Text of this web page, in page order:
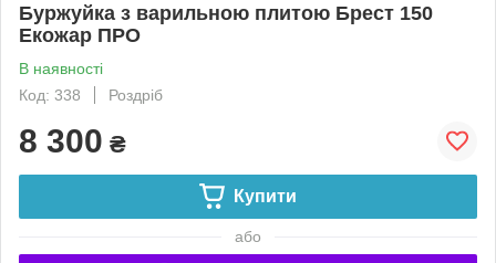
Буржуйка з варильною плитою Брест 150
Екожар ПРО
В наявності
Код: 338
Роздріб
8 300 ₴
Купити
або